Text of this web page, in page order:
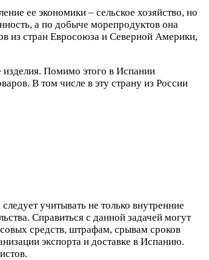
ее экономики – сельское хозяйство, но
а по добыче морепродуктов она
из стран Евросоюза и Северной Америки,
Помимо этого в Испании
В том числе в эту страну из России
учитывать не только внутренние
Справиться с данной задачей могут
средств, штрафам, срывам сроков
экспорта и доставке в Испанию.